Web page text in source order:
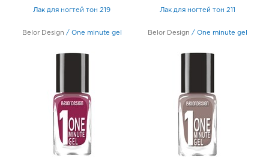
Лак для ногтей тон 219
Belor Design / One minute gel
Лак для ногтей тон 211
Belor Design / One minute gel